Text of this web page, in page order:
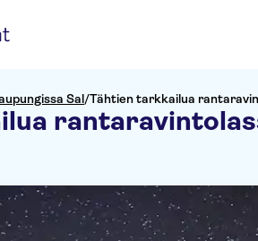
Sal/Tähtien tarkkailua